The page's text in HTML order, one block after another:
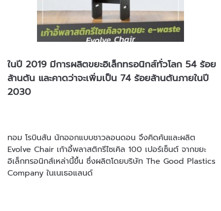
ในปี 2019 มีการผลิตขยะอิเล็กทรอนิกส์ทั่วโลก 54 ร้อย
ล้านตัน และคาดว่าจะเพิ่มเป็น 74 ร้อยล้านตันภายในปี
2030
ทอม โรบินสัน นักออกแบบชาวลอนดอน จึงคิดค้นและผลิต
Evolve Chair เก้าอี้พลาสติกรีไซเคิล 100 เปอร์เซ็นต์ จากขยะ
อิเล็กทรอนิกส์เหล่านี้ขึ้น ซึ่งผลิตโดยบริษัท The Good Plastics
Company ในเนเธอแลนด์